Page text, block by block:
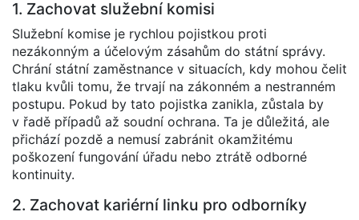
1. Zachovat služební komisi
Služební komise je rychlou pojistkou proti
nezákonným a účelovým zásahům do státní správy.
Chrání státní zaměstnance v situacích, kdy mohou čelit
tlaku kvůli tomu, že trvají na zákonném a nestranném
postupu. Pokud by tato pojistka zanikla, zůstala by
v řadě případů až soudní ochrana. Ta je důležitá, ale
přichází pozdě a nemusí zabránit okamžitému
poškození fungování úřadu nebo ztrátě odborné
kontinuity.
2. Zachovat kariérní linku pro odborníky